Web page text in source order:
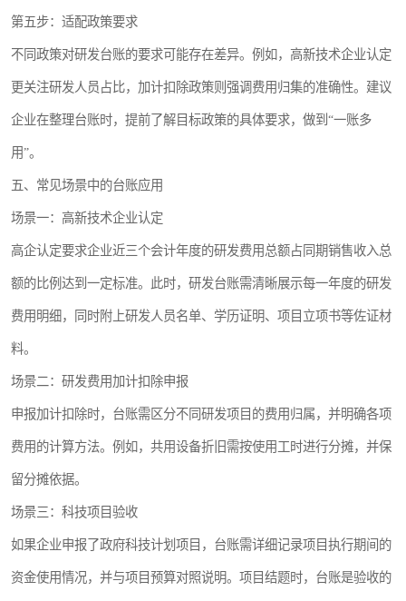
第五步：适配政策要求
不同政策对研发台账的要求可能存在差异。例如，高新技术企业认定
更关注研发人员占比，加计扣除政策则强调费用归集的准确性。建议
企业在整理台账时，提前了解目标政策的具体要求，做到“一账多
用”。
五、常见场景中的台账应用
场景一：高新技术企业认定
高企认定要求企业近三个会计年度的研发费用总额占同期销售收入总
额的比例达到一定标准。此时，研发台账需清晰展示每一年度的研发
费用明细，同时附上研发人员名单、学历证明、项目立项书等佐证材
料。
场景二：研发费用加计扣除申报
申报加计扣除时，台账需区分不同研发项目的费用归属，并明确各项
费用的计算方法。例如，共用设备折旧需按使用工时进行分摊，并保
留分摊依据。
场景三：科技项目验收
如果企业申报了政府科技计划项目，台账需详细记录项目执行期间的
资金使用情况，并与项目预算对照说明。项目结题时，台账是验收的